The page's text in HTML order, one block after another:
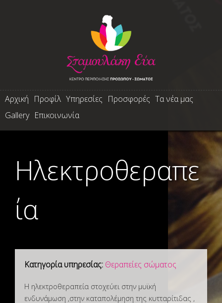
M
Αρχική Προφίλ Υπηρεσίες Προσφορές Τα νέα μας
Gallery Επικοινωνία
Ηλεκτροθεραπε
ία
Κατηγορία υπηρεσίας: Θεραπείες σώματος
Η ηλεκτροθεραπεία στοχεύει στην μυϊκή
ενδυνάμωση ,στην καταπολέμηση της κυτταρίτιδας ,